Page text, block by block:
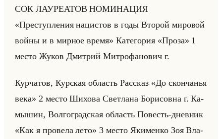
СОК ЛА­УРЕ­АТОВ НО­МИ­НА­ЦИЯ
«Преступления нацистов в годы Второй мировой
войны и в мирное время» Ка­те­го­рия «Проза» 1
место Жуков Дмит­рий Мит­ро­фа­но­вич г.
Кур­ча­тов, Кур­ская об­ласть Рас­сказ «До скончанья
века» 2 место Ши­хо­ва Свет­ла­на Бо­ри­сов­на г. Ка­
мы­шин, Вол­го­град­ская об­ласть По­весть-днев­ник
«Как я провела лето» 3 место Яки­мен­ко Зоя Вла­